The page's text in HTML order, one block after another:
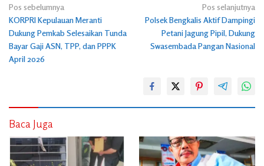
Navigasi
pos
Pos sebelumnya
KORPRI Kepulauan Meranti
Dukung Pemkab Selesaikan Tunda
Bayar Gaji ASN, TPP, dan PPPK
April 2026
Pos selanjutnya
Polsek Bengkalis Aktif Dampingi
Petani Jagung Pipil, Dukung
Swasembada Pangan Nasional
Baca Juga